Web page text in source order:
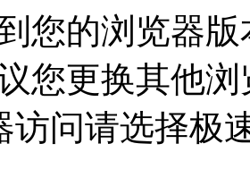
您的浏览器
您更换其他
访问请选择极